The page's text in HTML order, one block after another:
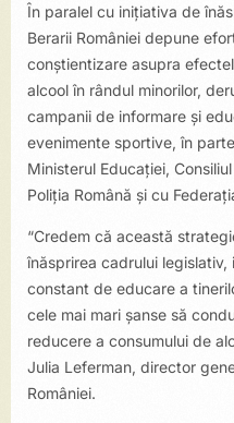
În paralel cu inițiativa de
Berarii României depune
conștientizare asupra
alcool în rândul minorilor,
campanii de informare și
evenimente sportive, în
Ministerul Educației,
Poliția Română și cu
“Credem că această
înăsprirea cadrului
constant de educare a
cele mai mari șanse să
reducere a consumului de
Julia Leferman, director
României.